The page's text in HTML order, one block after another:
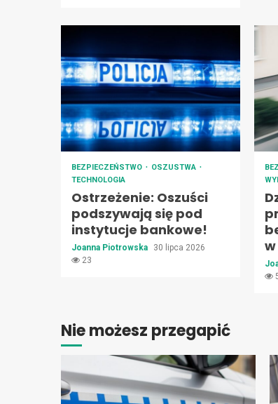
BEZPIECZEŃSTWO
OSZUSTWA
TECHNOLOGIA
Ostrzeżenie: Oszuści
podszywają się pod
instytucje bankowe!
Joanna Piotrowska
30 lipca 2026
23
Nie możesz przegapić